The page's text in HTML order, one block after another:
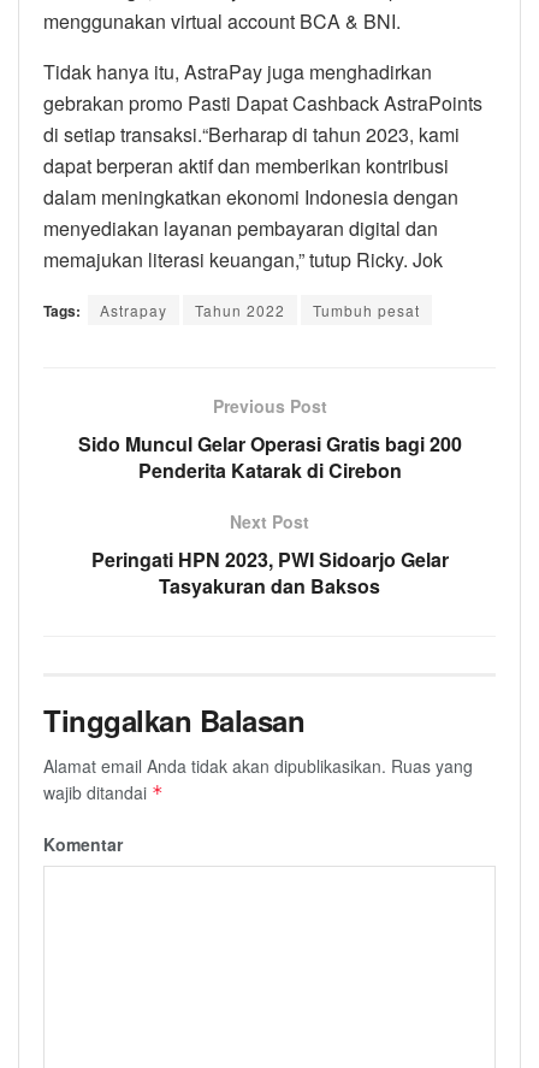
menggunakan virtual account BCA & BNI.
Tidak hanya itu, AstraPay juga menghadirkan
gebrakan promo Pasti Dapat Cashback AstraPoints
di setiap transaksi.“Berharap di tahun 2023, kami
dapat berperan aktif dan memberikan kontribusi
dalam meningkatkan ekonomi Indonesia dengan
menyediakan layanan pembayaran digital dan
memajukan literasi keuangan,” tutup Ricky. Jok
Tags: Astrapay Tahun 2022 Tumbuh pesat
Previous Post
Sido Muncul Gelar Operasi Gratis bagi 200
Penderita Katarak di Cirebon
Next Post
Peringati HPN 2023, PWI Sidoarjo Gelar
Tasyakuran dan Baksos
Tinggalkan Balasan
Alamat email Anda tidak akan dipublikasikan. Ruas yang
wajib ditandai *
Komentar